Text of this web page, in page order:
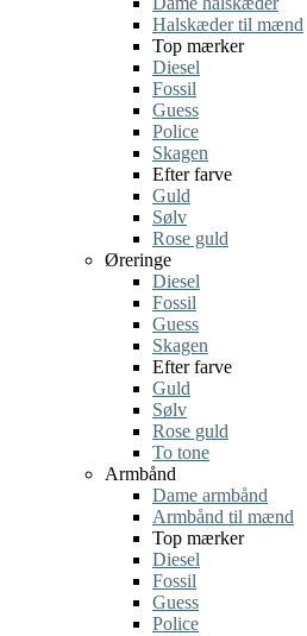
Halskæder til mænd
Top mærker
Diesel
Fossil
Guess
Police
Skagen
Efter farve
Guld
Sølv
Rose guld
Øreringe
Diesel
Fossil
Guess
Skagen
Efter farve
Guld
Sølv
Rose guld
To tone
Armbånd
Dame armbånd
Armbånd til mænd
Top mærker
Diesel
Fossil
Guess
Police